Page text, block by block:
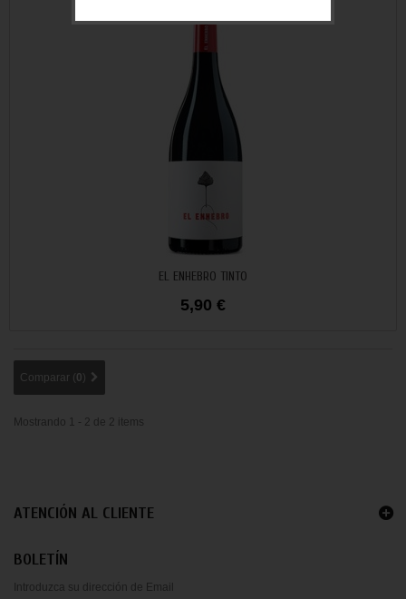
Añadir al carritoEL ENHEBRO TINTO
5,90 €
Comparar ( 0)
Mostrando 1 - 2 de 2 items
ATENCIÓN AL CLIENTE
BOLETÍN
Introduzca su dirección de Email